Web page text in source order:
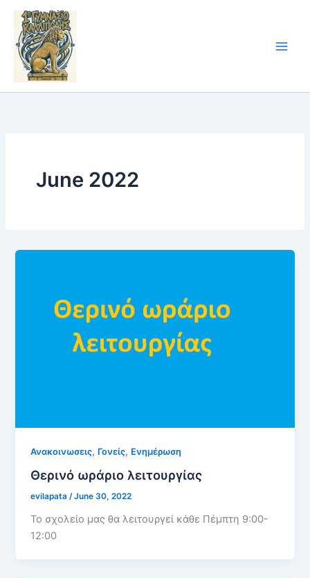
Skip
content
June 2022
Ανακοινωσεις, Γονείς, Ενημέρωση
Θερινό ωράριο λειτουργίας
evilapata/June 30, 2022
Το σχολείο μας θα λειτουργεί κάθε Πέμπτη 9:00-
12:00